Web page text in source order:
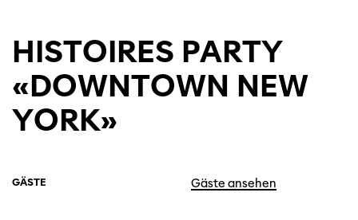
HISTOIRES PARTY
«DOWNTOWN NEW
YORK»
GÄSTE Gäste ansehen